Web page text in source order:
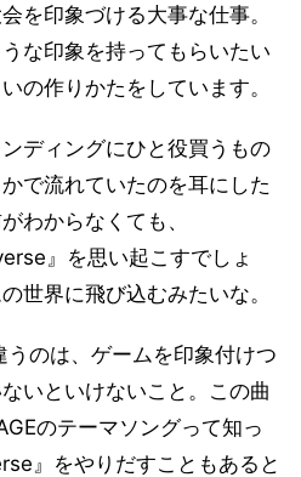
を印象づける大事な仕事。
な印象を持ってもらいたい
の作りかたをしています。
ディングにひと役買うもの
で流れていたのを耳にした
わからなくても、
』を思い起こすでしょ
世界に飛び込むみたいな。
のは、ゲームを印象付けつ
いといけないこと。この曲
のテーマソングって知っ
』をやりだすこともあると